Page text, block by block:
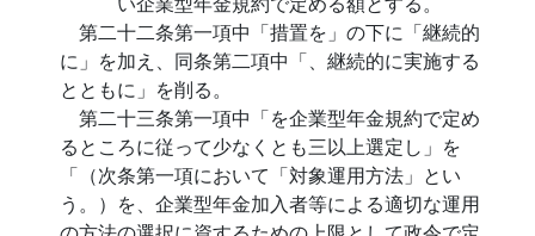
第二十二条第一項中「措置を」の下に「継続的
に」を加え、同条第二項中「、継続的に実施する
とともに」を削る。
第二十三条第一項中「を企業型年金規約で定め
るところに従って少なくとも三以上選定し」を
「（次条第一項において「対象運用方法」とい
う。）を、企業型年金加入者等による適切な運用